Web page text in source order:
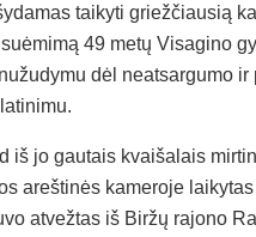
taikyti griežčiausią
49 metų Visagino
dėl neatsargumo ir
iš jo gautais kvaišalais
areštinės kameroje
atvežtas iš Biržų rajono